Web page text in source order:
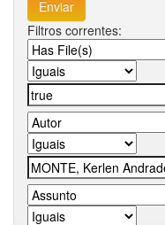
Filtros correntes: